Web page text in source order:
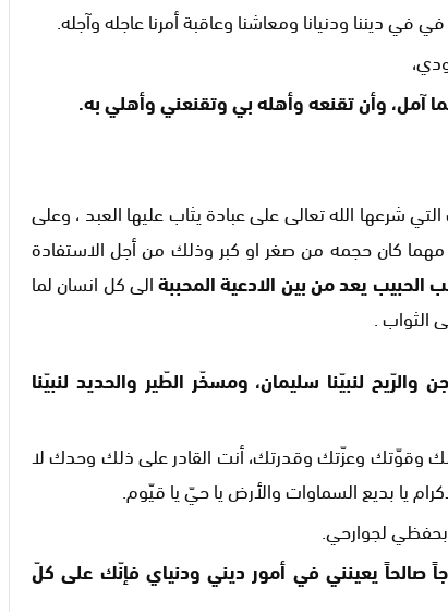
في ديننا ودنيانا ومعاشنا وعاقبة أمرنا عاجله وآجله.
آمل، وأن تقنعه وأهله بي وتقنعني وأهلي به.
شرعها الله تعالى على عبادة يثاب عليها العبد ، وعلى
كان حجمه من صغر او كبر وذلك من أجل الاستفادة
الحبيب يعد من بين الادعية المحببةالى كل انسان لما
الثواب .
لنبيّنا سليمان، ومسخّر الطّير والحديد لنبيّنا
وقوّتك وعزّتك وقدرتك، أنت القادر على ذلك وحدك لا
يا بديع السماوات والأرض يا حيّ يا قيّوم.
بحفظي لجوارحي.
صالحاً يعينني في أمور ديني ودنياي فإنّك على كلّ